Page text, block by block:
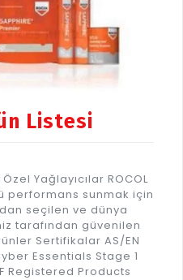
Listesi
Yağlayıcılar ROCOL
performans sunmak için
seçilen ve dünya
tarafından güvenilen
Sertifikalar AS/EN
Essentials Stage 1
Registered Products